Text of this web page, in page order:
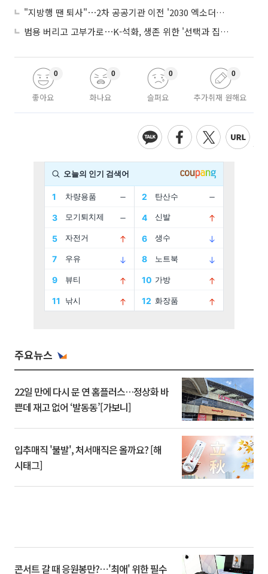
"지방행 땐 퇴사"⋯2차 공공기관 이전 '2030 엑소더스' 뇌관
범용 버리고 고부가로⋯K-석화, 생존 위한 '선택과 집중'
좋아요
0
화나요
0
슬퍼요
0
추가취재 원해요
0
주요뉴스
22일 만에 다시 문 연 홈플러스…정상화 바
쁜데 재고 없어 ‘발동동’[가보니]
입추매직 '불발', 처서매직은 올까요? [해
시태그]
콘서트 갈 때 응원봉만?⋯'최애' 위한 필수